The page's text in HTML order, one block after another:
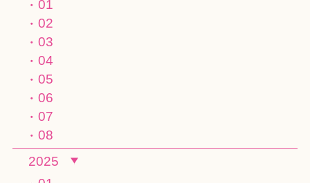
01
02
03
04
05
06
07
08
2025